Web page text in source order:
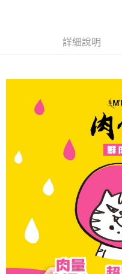
【繳款方式說明】
1.分期款項不併入電信帳單，「
帳／街口支付／iPASS MONEY
【注意事項】
1.本服務係由「台灣大哥大股份
用戶於交易時，得透過本服務購
買賣價金債權讓與本公司後，依
2.基於同意付款使用「大哥付你
資料（包含姓名、電話或地址）
由本公司與您本人進行分期帳單
3.完整用戶服務條款，請詳閱以下
３．收到繳費通知簡訊後14天內
ATM／網路銀行／等多元方式進
※ 請注意：結帳手續完成當下不
購買商品的店家。未經商家同意
後付繳納相關費用。
※ 交易是否成功請以「AFTEE先
是否繳費成功／繳費後需取消欲
https://
【注意事項】
１．透過由恩沛科技股份有限公
易，需依本服務之必要範圍內提
權轉讓予恩沛科技股份有限公司。
２．關於個人資料處理事宜，請
https://aftee.tw/terms/#terms3
３．未成年的使用者請事先徵得
「AFTEE先享後付」，若未經同
每筆NT$180
每筆NT$95，滿NT$1,000(含
詳細說明